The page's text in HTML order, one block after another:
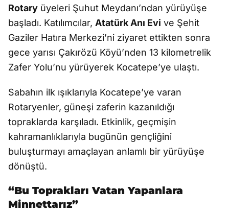
Rotary üyeleri Şuhut Meydanı’ndan yürüyüşe
başladı. Katılımcılar, Atatürk Anı Evi ve Şehit
Gaziler Hatıra Merkezi’ni ziyaret ettikten sonra
gece yarısı Çakırözü Köyü’nden 13 kilometrelik
Zafer Yolu’nu yürüyerek Kocatepe’ye ulaştı.
Sabahın ilk ışıklarıyla Kocatepe’ye varan
Rotaryenler, güneşi zaferin kazanıldığı
topraklarda karşıladı. Etkinlik, geçmişin
kahramanlıklarıyla bugünün gençliğini
buluşturmayı amaçlayan anlamlı bir yürüyüşe
dönüştü.
“Bu Toprakları Vatan Yapanlara
Minnettarız”